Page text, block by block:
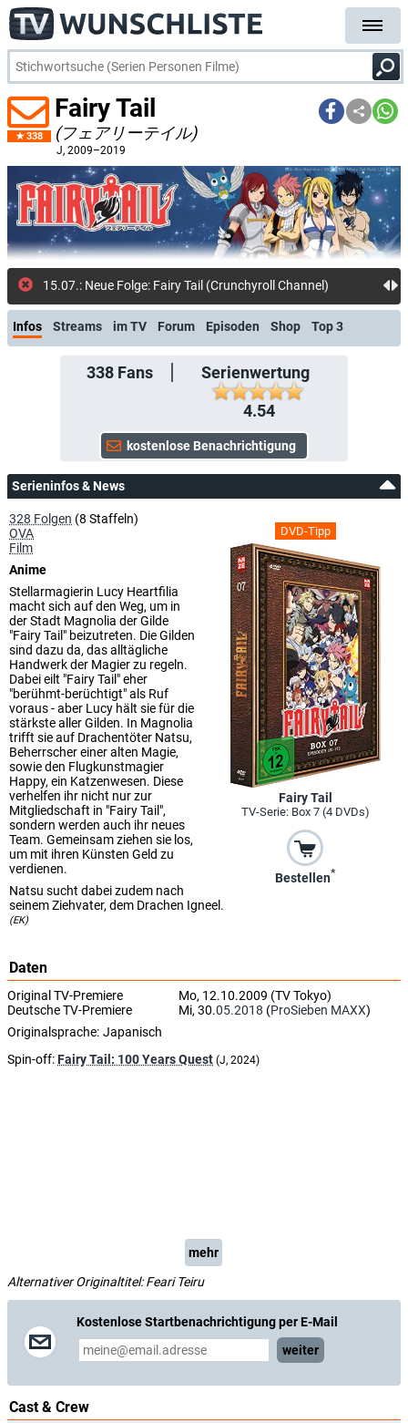
338
Fairy Tail
(フェアリーテイル)
J, 2009–2019
15.07.: Neue Folge: Fairy Tail (Crunchyroll Channel)
Infos Streams im TV Forum Episoden Shop Top 3
338Fans
Serienwertung
4.54
Serieninfos & News
DVD-Tipp
Fairy Tail
TV-Serie: Box 7 (4 DVDs)
Bestellen*
328 Folgen (8 Staffeln)
OVA
Film
Anime
Stellarmagierin Lucy Heartfilia
macht sich auf den Weg, um in
der Stadt Magnolia der Gilde
"Fairy Tail" beizutreten. Die Gilden
sind dazu da, das alltägliche
Handwerk der Magier zu regeln.
Dabei eilt "Fairy Tail" eher
"berühmt-berüchtigt" als Ruf
voraus - aber Lucy hält sie für die
stärkste aller Gilden. In Magnolia
trifft sie auf Drachentöter Natsu,
Beherrscher einer alten Magie,
sowie den Flugkunstmagier
Happy, ein Katzenwesen. Diese
verhelfen ihr nicht nur zur
Mitgliedschaft in "Fairy Tail",
sondern werden auch ihr neues
Team. Gemeinsam ziehen sie los,
um mit ihren Künsten Geld zu
verdienen.
Natsu sucht dabei zudem nach
seinem Ziehvater, dem Drachen Igneel.
(EK)
Daten
Original TV-Premiere
Mo, 12.10.2009 (TV Tokyo)
Deutsche TV-Premiere
Mi, 30.05.2018 (ProSieben MAXX)
Originalsprache: Japanisch
Spin-off:Fairy Tail: 100 Years Quest (J, 2024)
mehr
Alternativer Originaltitel: Feari Teiru
Kostenlose Startbenachrichtigung per E-Mail
weiter
Cast & Crew